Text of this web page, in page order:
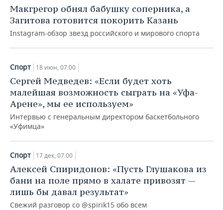
ХОККЕЙ С МЯЧОМ
ПРОИСШЕСТВИЯ
Макгрегор обнял бабушку соперника, а
Загитова готовится покорить Казань
Instagram-обзор звезд российского и мирового спорта
Спорт 18 июн, 07:00
Сергей Медведев: «Если будет хоть
малейшая возможность сыграть на «Уфа-
Арене», мы ее используем»
Интервью с генеральным директором баскетбольного
«Уфимца»
Спорт 17 дек, 07:00
Алексей Спиридонов: «Пусть Глушакова из
бани на поле прямо в халате привозят —
лишь бы давал результат»
Свежий разговор со @spirik15 обо всем